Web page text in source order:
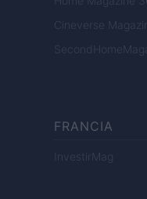
Cineverse
FRANCIA
InvestirMag